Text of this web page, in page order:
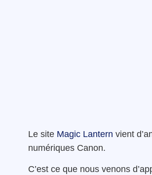
Le site Magic Lantern vient
numériques Canon.
C’est ce que nous venons